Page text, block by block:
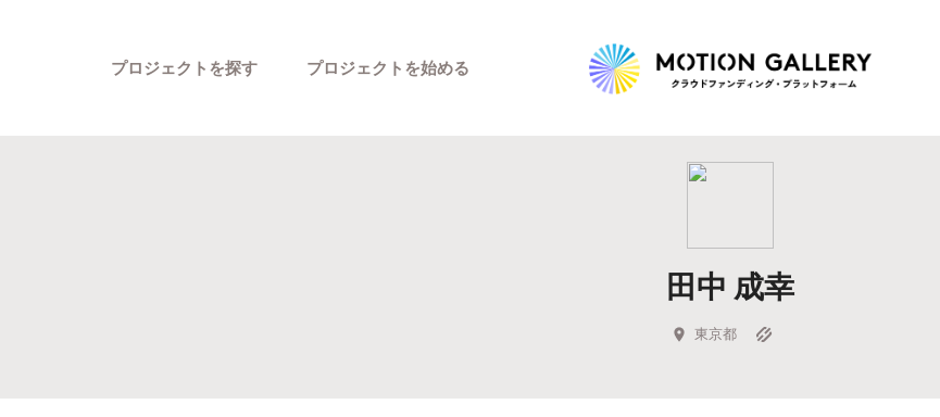
プロジェクトを探す
Highlight
Feature
キュレーターから探す
プロジェクトを始める
田中 成幸
東京都